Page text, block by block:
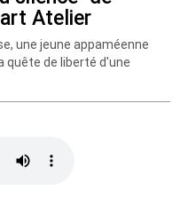
Atelier
une jeune appaméenne
quête de liberté d'une